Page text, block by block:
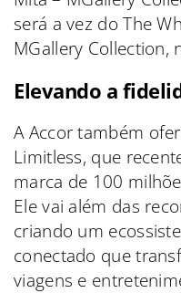
será a vez do The
MGallery Collection,
Elevando a
A Accor também
Limitless, que
marca de 100
Ele vai além das
criando um
conectado que
viagens e